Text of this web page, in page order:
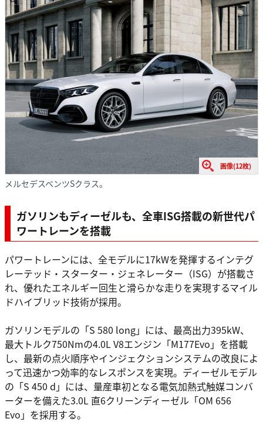
画像(12枚)
メルセデスベンツSクラス。
ガソリンもディーゼルも、全車ISG搭載の新世代パ
ワートレーンを搭載
パワートレーンには、全モデルに17kWを発揮するインテグ
レーテッド・スターター・ジェネレーター（ISG）が搭載さ
れ、優れたエネルギー回生と滑らかな走りを実現するマイル
ドハイブリッド技術が採用。
ガソリンモデルの「S 580 long」には、最高出力395kW、
最大トルク750Nmの4.0L V8エンジン「M177Evo」を搭載
し、最新の点火順序やインジェクションシステムの改良によ
って迅速かつ効率的なレスポンスを実現。ディーゼルモデル
の「S 450 d」には、量産車初となる電気加熱式触媒コンバ
ーターを備えた3.0L 直6クリーンディーゼル「OM 656
Evo」を採用する。